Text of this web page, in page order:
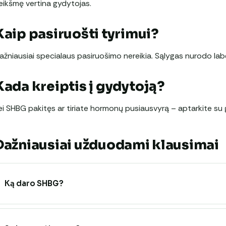
vertina gydytojas.
pasiruošti tyrimui?
specialaus pasiruošimo nereikia. Sąlygas nurodo
kreiptis į gydytoją?
SHBG pakitęs ar tiriate hormonų pusiausvyrą – aptarkite su
užduodami klausimai
Ką daro SHBG?